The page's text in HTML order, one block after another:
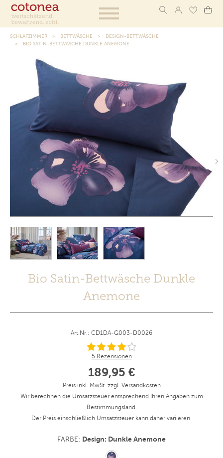
SCHLAFZIMMER BETTWÄSCHE
DESIGN-BETTWÄSCHE
BIO SATIN-BETTWÄSCHE DUNKLE ANEMONE
Bio Satin-Bettwäsche Dunkle
Anemone
Art.Nr.: CD1DA-G003-D0026
5 Rezensionen
189,95 €
Preis inkl. MwSt. zzgl. Versandkosten
Wir berechnen die Umsatzsteuer entsprechend Ihren Angaben zum
Bestimmungsland.
Der Preis einschließlich Umsatzsteuer kann daher variieren.
FARBE: Design: Dunkle Anemone